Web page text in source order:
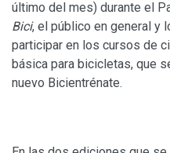
último del mes) durante el
Bici, el público en general y
participar en los cursos de
básica para bicicletas, que
nuevo Bicientrénate.